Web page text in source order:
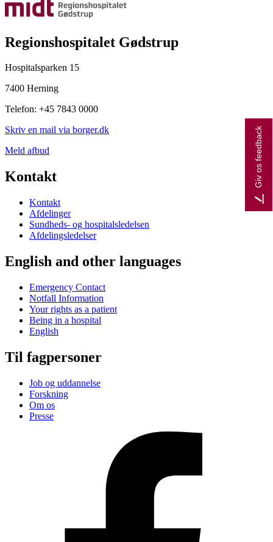
Regionshospitalet Gødstrup
Hospitalsparken 15
7400 Herning
Telefon: +45 7843 0000
Skriv en mail via borger.dk
Meld afbud
Kontakt
Kontakt
Afdelinger
Sundheds- og hospitalsledelsen
Afdelingsledelser
English and other languages
Emergency Contact
Notfall Information
Your rights as a patient
Being in a hospital
English
Til fagpersoner
Job og uddannelse
Forskning
Om os
Presse
Giv os feedback